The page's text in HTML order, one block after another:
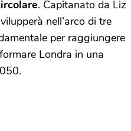
. Capitanato da Liz
nell’arco di tre
per raggiungere
Londra in una